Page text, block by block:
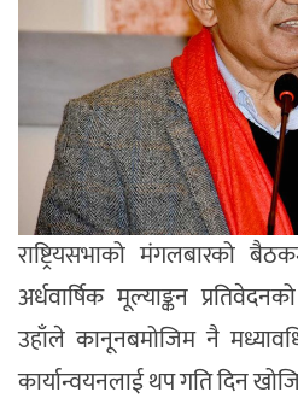
राष्ट्रियसभाको मंगलबारको
अर्धवार्षिक मूल्याङ्कन
उहाँले कानूनबमोजिम नै
कार्यान्वयनलाई थप गति दिन